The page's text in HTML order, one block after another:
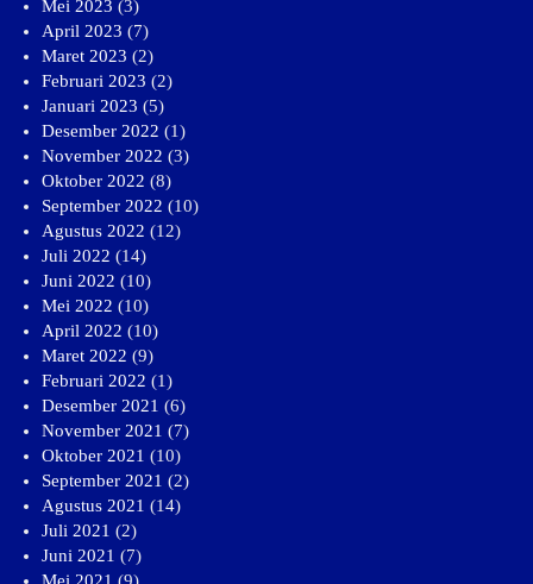
Mei 2023 (3)
April 2023 (7)
Maret 2023 (2)
Februari 2023 (2)
Januari 2023 (5)
Desember 2022 (1)
November 2022 (3)
Oktober 2022 (8)
September 2022 (10)
Agustus 2022 (12)
Juli 2022 (14)
Juni 2022 (10)
Mei 2022 (10)
April 2022 (10)
Maret 2022 (9)
Februari 2022 (1)
Desember 2021 (6)
November 2021 (7)
Oktober 2021 (10)
September 2021 (2)
Agustus 2021 (14)
Juli 2021 (2)
Juni 2021 (7)